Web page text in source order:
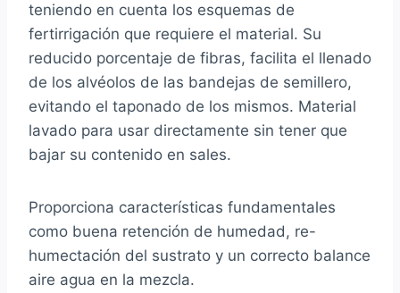
teniendo en cuenta los esquemas de
fertirrigación que requiere el material. Su
reducido porcentaje de fibras, facilita el llenado
de los alvéolos de las bandejas de semillero,
evitando el taponado de los mismos. Material
lavado para usar directamente sin tener que
bajar su contenido en sales.
Proporciona características fundamentales
como buena retención de humedad, re-
humectación del sustrato y un correcto balance
aire agua en la mezcla.